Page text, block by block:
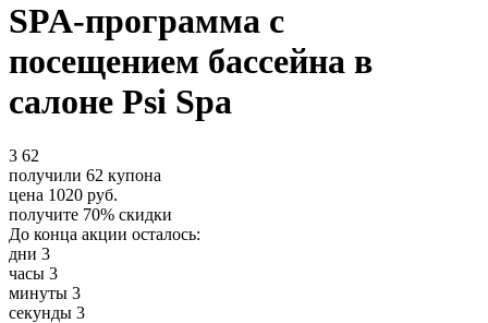
SPA-программа с
посещением бассейна в
салоне Psi Spa
3 62
получили 62 купона
цена 1020 руб.
получите 70% скидки
До конца акции осталось:
дни 3
часы 3
минуты 3
секунды 3